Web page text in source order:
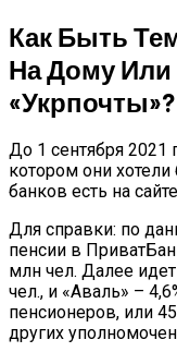
Как Быть
На Дому Или
«Укрпочты»?
До 1 сентября 2021
котором они
банков есть на
Для справки: по
пенсии в
млн чел. Далее
чел., и «Аваль» –
пенсионеров, или
других